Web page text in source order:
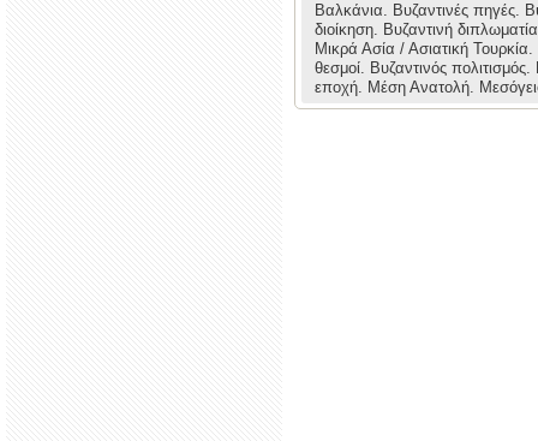
Βαλκάνια. Βυζαντινές πηγές.
διοίκηση. Βυζαντινή
Μικρά Ασία / Ασιατική Τουρκία.
θεσμοί. Βυζαντινός πολιτισμός.
εποχή. Μέση Ανατολή.